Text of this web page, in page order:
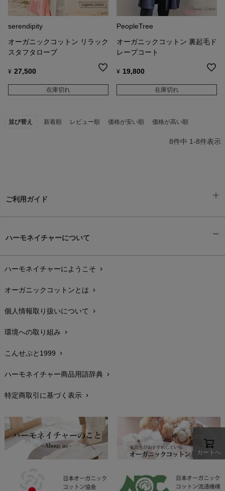
serendipity
オーガニックコットン リラック
スタフタローブ
¥ 27,500
在庫切れ
PeopleTree
オーガニックコットン 裏起毛ド
レープコート
¥ 19,800
在庫切れ
並び替え 新着順 レビュー順 価格が安い順 価格が高い順
8件中 1-8件表示
カートへ
ご利用ガイド
配送と送料chevron_right
在庫状況と発送予定chevron_right
サイズ・寸法chevron_right
生地・素材chevron_right
お手入れについて
レビューを書こうchevron_right
返品交換chevron_right
FAXでのご注文
お問い合わせchevron_right
ハーモネイチャーについて
ハーモネイチャーにようこそ chevron_right
オーガニックコットンとは chevron_right
個人情報取り扱いについて chevron_right
環境への取り組み chevron_right
こんせぷと1999 chevron_right
ハーモネイチャー商品用語辞典 chevron_right
特定商取引に基づく表示 chevron_right